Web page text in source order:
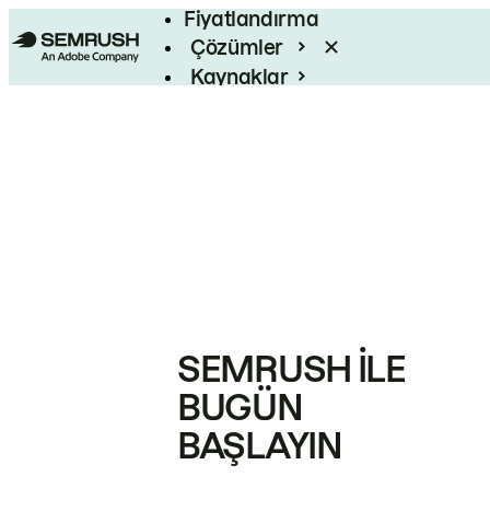
Fiyatlandırma
Çözümler
Kaynaklar
SEMRUSH ILE
BUGÜN
BAŞLAYIN